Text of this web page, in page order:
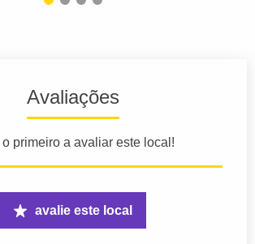
Avaliações
primeiro a avaliar este local!
avalie este local